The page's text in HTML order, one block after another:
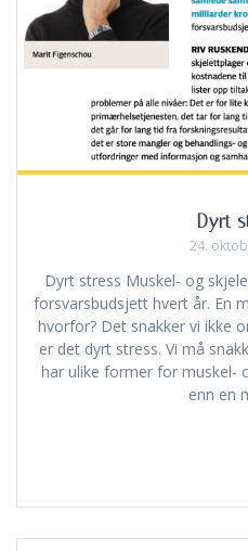
Dyrt
24.
Dyrt stress Muskel- og
forsvarsbudsjett hvert år. En
hvorfor? Det snakker vi ikke
er det dyrt stress. Vi må
har ulike former for muskel-
enn en